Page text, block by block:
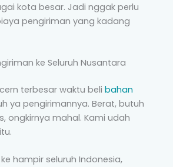
kota besar. Jadi nggak perlu
pengiriman yang kadang
ke Seluruh Nusantara
terbesar waktu beli bahan
ya pengirimannya. Berat, butuh
ongkirnya mahal. Kami udah
hampir seluruh Indonesia,